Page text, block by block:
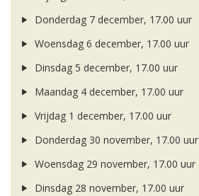
Donderdag 7 december, 17.00 uur
Woensdag 6 december, 17.00 uur
Dinsdag 5 december, 17.00 uur
Maandag 4 december, 17.00 uur
Vrijdag 1 december, 17.00 uur
Donderdag 30 november, 17.00 uur
Woensdag 29 november, 17.00 uur
Dinsdag 28 november, 17.00 uur